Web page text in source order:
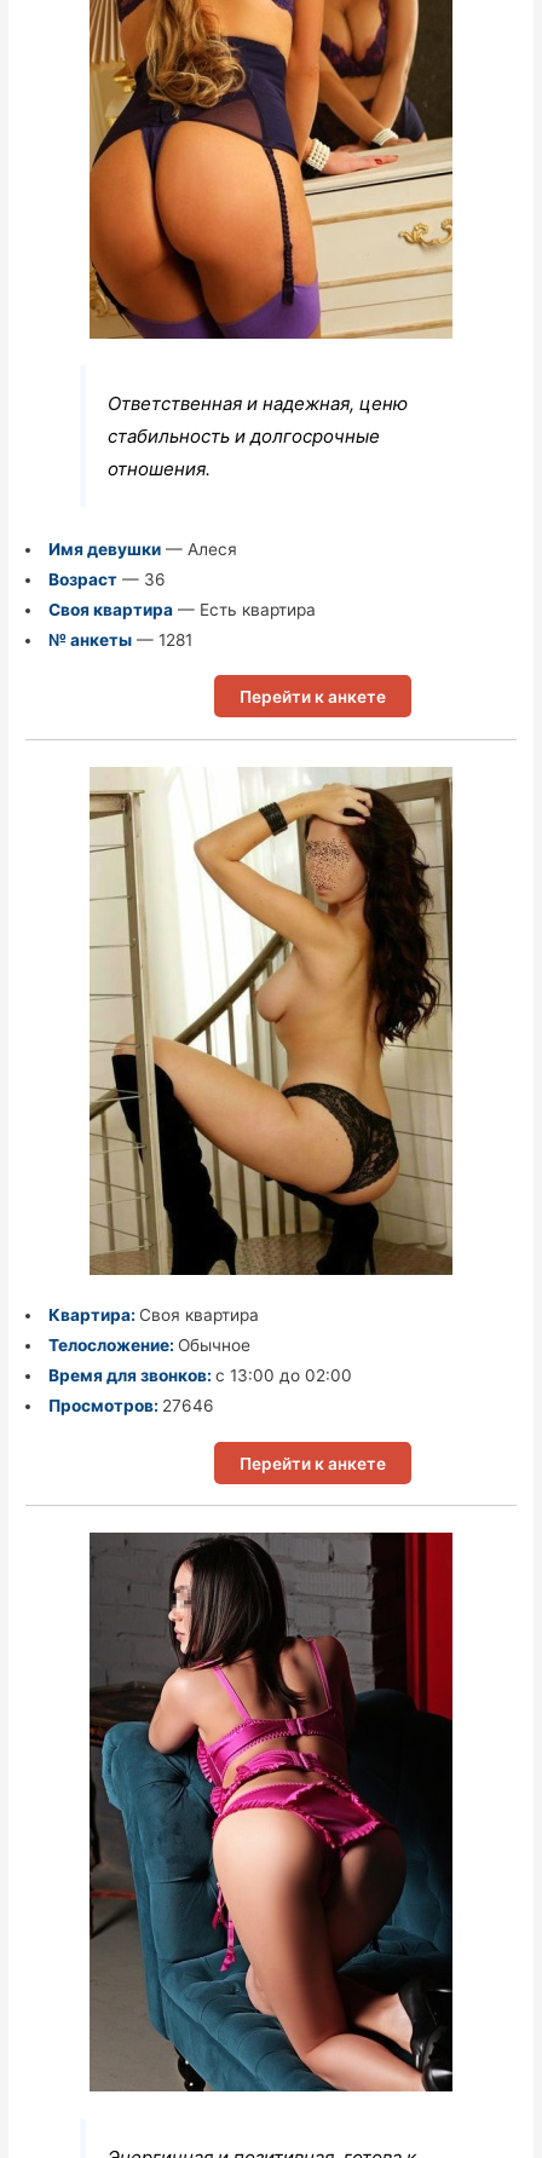
Ответственная и надежная, ценю
стабильность и долгосрочные
отношения.
Имя девушки— Алеся
Возраст— 36
Своя квартира— Есть квартира
№ анкеты— 1281
Перейти к анкете
Квартира: Своя квартира
Телосложение: Обычное
Время для звонков: с 13:00 до 02:00
Просмотров: 27646
Перейти к анкете